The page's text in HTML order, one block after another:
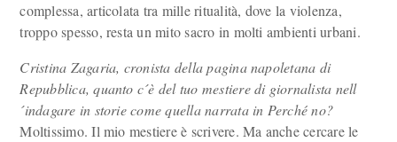
complessa, articolata tra mille ritualità, dove la violenza,
troppo spesso, resta un mito sacro in molti ambienti urbani.
Cristina Zagaria, cronista della pagina napoletana di
Repubblica, quanto c´è del tuo mestiere di giornalista nell
´indagare in storie come quella narrata in Perché no?
Moltissimo. Il mio mestiere è scrivere. Ma anche cercare le